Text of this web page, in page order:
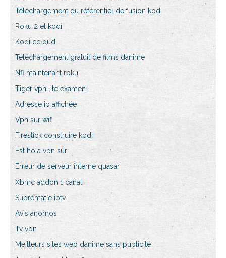
Téléchargement du référentiel de fusion kodi
Roku 2 et kodi
Kodi ccloud
Téléchargement gratuit de films danime
Nfl maintenant roku
Tiger vpn lite examen
Adresse ip affichée
Vpn sur wifi
Firestick construire kodi
Est hola vpn sûr
Erreur de serveur interne quasar
Xbmc addon 1 canal
Suprématie iptv
Avis anomos
Tv vpn
Meilleurs sites web danime sans publicité